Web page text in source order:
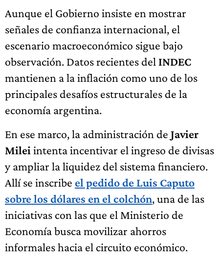
Aunque el Gobierno insiste en mostrar
señales de confianza internacional, el
escenario macroeconómico sigue bajo
observación. Datos recientes del INDEC
mantienen a la inflación como uno de los
principales desafíos estructurales de la
economía argentina.
En ese marco, la administración de Javier
Milei intenta incentivar el ingreso de divisas
y ampliar la liquidez del sistema financiero.
Allí se inscribe el pedido de Luis Caputo
sobre los dólares en el colchón, una de las
iniciativas con las que el Ministerio de
Economía busca movilizar ahorros
informales hacia el circuito económico.